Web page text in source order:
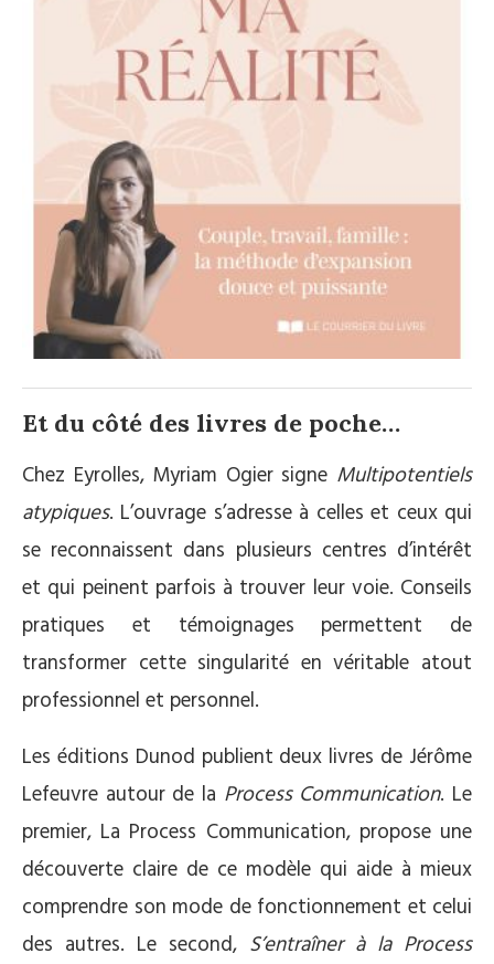
Et du côté des livres de poche…
Chez Eyrolles, Myriam Ogier signe Multipotentiels
atypiques. L’ouvrage s’adresse à celles et ceux qui
se reconnaissent dans plusieurs centres d’intérêt
et qui peinent parfois à trouver leur voie. Conseils
pratiques et témoignages permettent de
transformer cette singularité en véritable atout
professionnel et personnel.
Les éditions Dunod publient deux livres de Jérôme
Lefeuvre autour de la Process Communication. Le
premier, La Process Communication, propose une
découverte claire de ce modèle qui aide à mieux
comprendre son mode de fonctionnement et celui
des autres. Le second, S’entraîner à la Process